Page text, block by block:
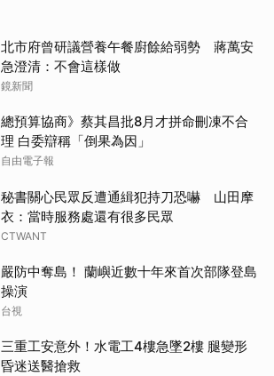
北市府曾研議營養午餐廚餘給弱勢 蔣萬安
急澄清：不會這樣做
鏡新聞
總預算協商》蔡其昌批8月才拼命刪凍不合
理 白委辯稱「倒果為因」
自由電子報
秘書關心民眾反遭通緝犯持刀恐嚇 山田摩
衣：當時服務處還有很多民眾
CTWANT
嚴防中奪島！ 蘭嶼近數十年來首次部隊登島
操演
台視
三重工安意外！水電工4樓急墜2樓 腿變形
昏迷送醫搶救